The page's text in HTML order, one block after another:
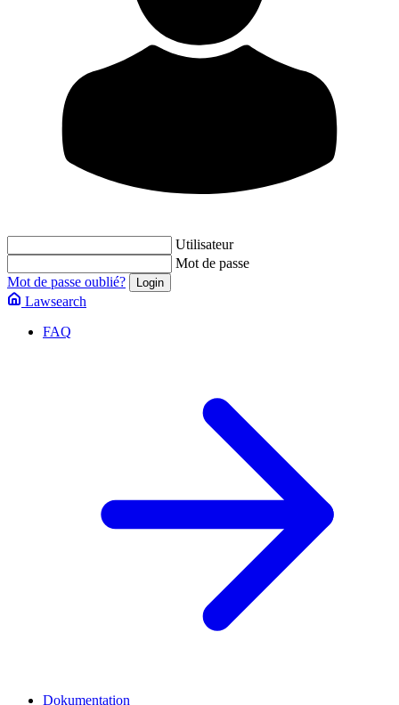
Utilisateur
Mot de passe
Mot de passe oublié?
Lawsearch
FAQ
Dokumentation